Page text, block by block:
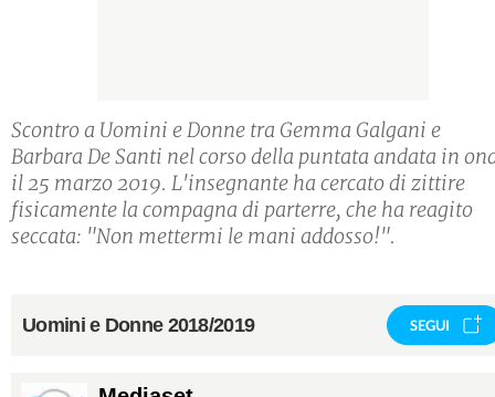
Scontro a Uomini e Donne tra Gemma Galgani e
Barbara De Santi nel corso della puntata andata in
il 25 marzo 2019. L'insegnante ha cercato di zittire
fisicamente la compagna di parterre, che ha reagito
seccata: "Non mettermi le mani addosso!".
Uomini e Donne 2018/2019 SEGUI